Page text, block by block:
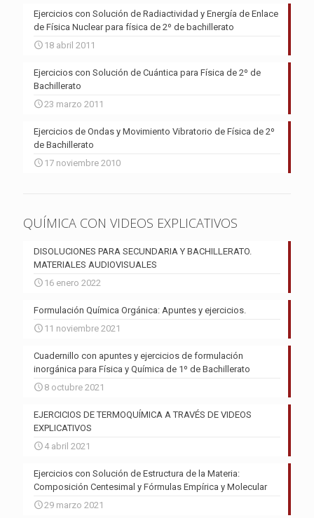
Ejercicios con Solución de Radiactividad y Energía de Enlace
de Física Nuclear para física de 2º de bachillerato
18 abril 2011
Ejercicios con Solución de Cuántica para Física de 2º de
Bachillerato
23 marzo 2011
Ejercicios de Ondas y Movimiento Vibratorio de Física de 2º
de Bachillerato
17 noviembre 2010
QUÍMICA CON VIDEOS EXPLICATIVOS
DISOLUCIONES PARA SECUNDARIA Y BACHILLERATO.
MATERIALES AUDIOVISUALES
16 enero 2022
Formulación Química Orgánica: Apuntes y ejercicios.
11 noviembre 2021
Cuadernillo con apuntes y ejercicios de formulación
inorgánica para Física y Química de 1º de Bachillerato
8 octubre 2021
EJERCICIOS DE TERMOQUÍMICA A TRAVÉS DE VIDEOS
EXPLICATIVOS
4 abril 2021
Ejercicios con Solución de Estructura de la Materia:
Composición Centesimal y Fórmulas Empírica y Molecular
29 marzo 2021